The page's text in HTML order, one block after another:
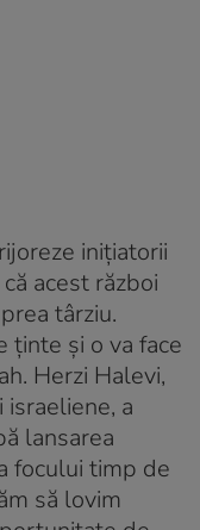
iniţiatorii
acest război
târziu.
ţinte şi o va face
Herzi Halevi,
a
lansarea
focului timp de
să lovim